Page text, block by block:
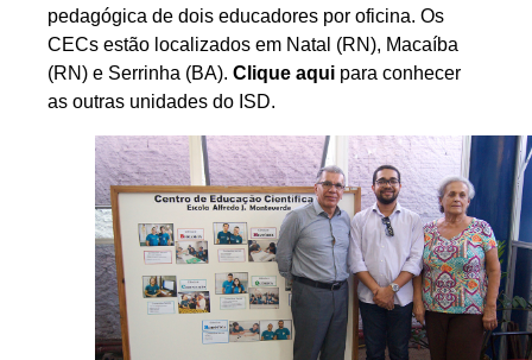
pedagógica de dois educadores por oficina. Os
CECs estão localizados em Natal (RN), Macaíba
(RN) e Serrinha (BA). Clique aqui para conhecer
as outras unidades do ISD.